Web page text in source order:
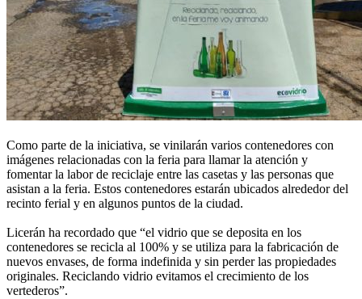
Como parte de la iniciativa, se vinilarán varios contenedores con
imágenes relacionadas con la feria para llamar la atención y
fomentar la labor de reciclaje entre las casetas y las personas que
asistan a la feria. Estos contenedores estarán ubicados alrededor del
recinto ferial y en algunos puntos de la ciudad.
Licerán ha recordado que “el vidrio que se deposita en los
contenedores se recicla al 100% y se utiliza para la fabricación de
nuevos envases, de forma indefinida y sin perder las propiedades
originales. Reciclando vidrio evitamos el crecimiento de los
vertederos”.